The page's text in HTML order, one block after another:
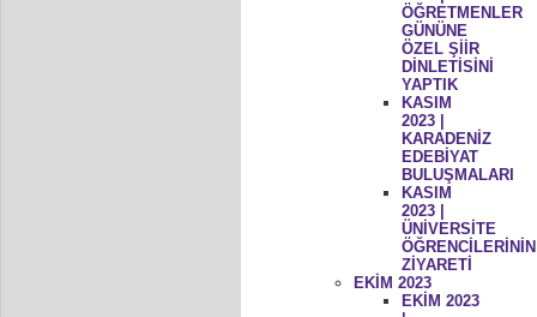
ÖĞRETMENLER
GÜNÜNE
ÖZEL ŞİİR
DİNLETİSİNİ
YAPTIK
KASIM
2023 |
KARADENİZ
EDEBİYAT
BULUŞMALARI
KASIM
2023 |
ÜNİVERSİTE
ÖĞRENCİLERİNİN
ZİYARETİ
EKİM 2023
EKİM 2023